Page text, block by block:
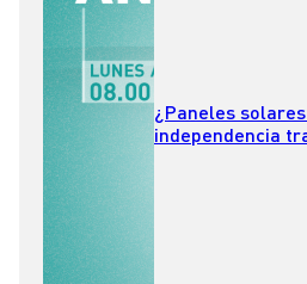
¿Paneles
independencia